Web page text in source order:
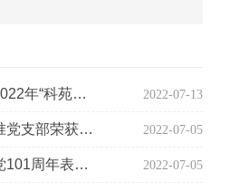
精密测量院妇委会荣获2022年“科苑女性活动月”优秀组织奖 2022-07-13
精密测量院原子频率标准党支部荣获中国科学院“四强”标兵党支部称号 2022-07-05
精密测量院举行庆祝建党101周年表彰大会暨“走好第一方阵 我为二十大做贡献”主题报告会 2022-07-05